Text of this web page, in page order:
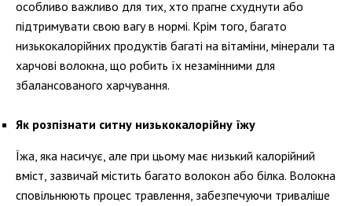
особливо важливо для тих, хто прагне схуднути або
підтримувати свою вагу в нормі. Крім того, багато
низькокалорійних продуктів багаті на вітаміни, мінерали та
харчові волокна, що робить їх незамінними для
збалансованого харчування.
Як розпізнати ситну низькокалорійну їжу
Їжа, яка насичує, але при цьому має низький калорійний
вміст, зазвичай містить багато волокон або білка. Волокна
сповільнюють процес травлення, забезпечуючи триваліше